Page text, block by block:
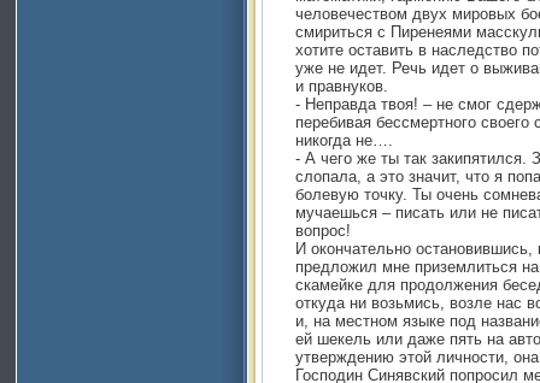
человечеством двух мировых
смириться с Пиренеями
хотите оставить в наследство
уже не идет. Речь идет о
и правнуков.
- Неправда твоя! – не смог
перебивая бессмертного своего
никогда не….
- А чего же ты так закипятился.
слопала, а это значит, что я
болевую точку. Ты очень
мучаешься – писать или не
вопрос!
И окончательно
предложил мне приземлиться
скамейке для продолжения
откуда ни возьмись, возле нас
и, на местном языке под
ей шекель или даже пять на
утверждению этой личности,
Господин Синявский попросил